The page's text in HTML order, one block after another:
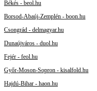
Békés - beol.hu
Borsod-Abaúj-Zemplén - boon.hu
Csongrád - delmagyar.hu
Dunaújváros - duol.hu
Fejér - feol.hu
Győr-Moson-Sopron - kisalfold.hu
Hajdú-Bihar - haon.hu